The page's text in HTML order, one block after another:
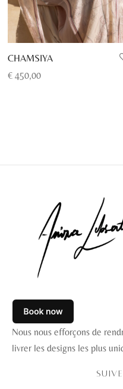
CHAMSIYA
€450,00
Nous nous efforçons de
livrer les designs les plus